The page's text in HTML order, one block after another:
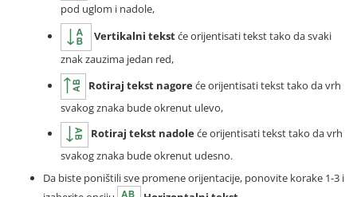
pod uglom i nadole,
Vertikalni tekstće orijentisati tekst tako da svaki
znak zauzima jedan red,
Rotiraj tekst nagoreće orijentisati tekst tako da vrh
svakog znaka bude okrenut ulevo,
Rotiraj tekst nadoleće orijentisati tekst tako da vrh
svakog znaka bude okrenut udesno.
Da biste poništili sve promene orijentacije, ponovite korake 1-3 i